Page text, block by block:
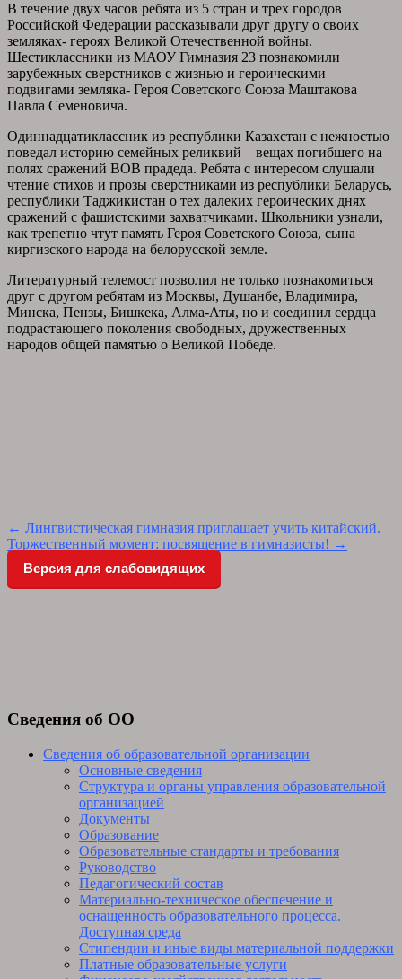
В течение двух часов ребята из 5 стран и трех городов
Российской Федерации рассказывали друг другу о своих
земляках- героях Великой Отечественной войны.
Шестиклассники из МАОУ Гимназия 23 познакомили
зарубежных сверстников с жизнью и героическими
подвигами земляка- Героя Советского Союза Маштакова
Павла Семеновича.
Одиннадцатиклассник из республики Казахстан с нежностью
поведал историю семейных реликвий – вещах погибшего на
полях сражений ВОВ прадеда. Ребята с интересом слушали
чтение стихов и прозы сверстниками из республики Беларусь,
республики Таджикистан о тех далеких героических днях
сражений с фашистскими захватчиками. Школьники узнали,
как трепетно чтут память Героя Советского Союза, сына
киргизского народа на белорусской земле.
Литературный телемост позволил не только познакомиться
друг с другом ребятам из Москвы, Душанбе, Владимира,
Минска, Пензы, Бишкека, Алма-Аты, но и соединил сердца
подрастающего поколения свободных, дружественных
народов общей памятью о Великой Победе.
Post
navigation
← Лингвистическая гимназия приглашает учить китайский.
Торжественный момент: посвящение в гимназисты! →
Версия для слабовидящих
Сведения об ОО
Сведения об образовательной организации
Основные сведения
Структура и органы управления образовательной
организацией
Документы
Образование
Образовательные стандарты и требования
Руководство
Педагогический состав
Материально-техническое обеспечение и
оснащенность образовательного процесса.
Доступная среда
Стипендии и иные виды материальной поддержки
Платные образовательные услуги